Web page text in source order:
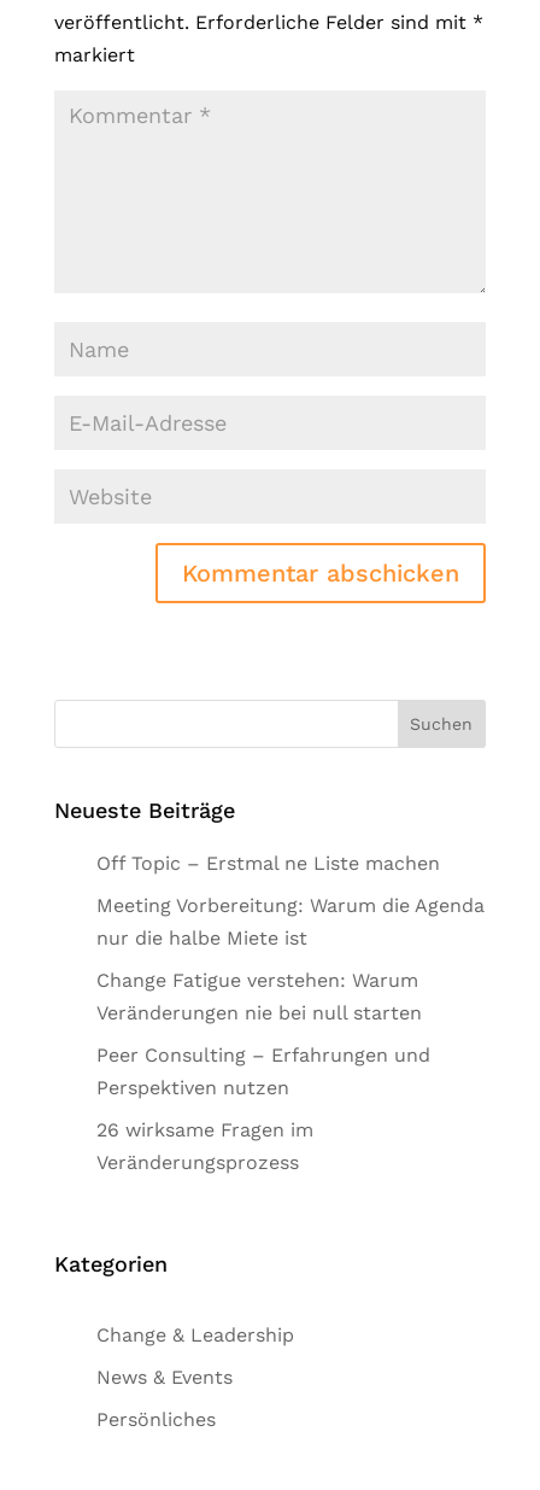
veröffentlicht. Erforderliche Felder sind mit *
markiert
Kommentar abschicken
Neueste Beiträge
Off Topic – Erstmal ne Liste machen
Meeting Vorbereitung: Warum die Agenda
nur die halbe Miete ist
Change Fatigue verstehen: Warum
Veränderungen nie bei null starten
Peer Consulting – Erfahrungen und
Perspektiven nutzen
26 wirksame Fragen im
Veränderungsprozess
Kategorien
Change & Leadership
News & Events
Persönliches